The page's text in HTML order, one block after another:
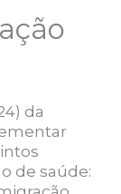
da
de saúde: